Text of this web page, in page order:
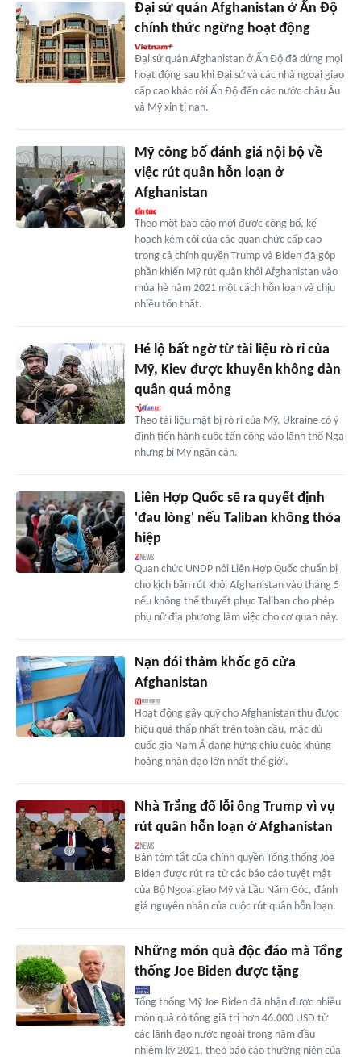
Đại sứ quán Afghanistan ở Ấn Độ
chính thức ngừng hoạt động
Đại sứ quán Afghanistan ở Ấn Độ đã dừng mọi
hoạt động sau khi Đại sứ và các nhà ngoại giao
cấp cao khác rời Ấn Độ đến các nước châu Âu
và Mỹ xin tị nạn.
Mỹ công bố đánh giá nội bộ về
việc rút quân hỗn loạn ở
Afghanistan
Theo một báo cáo mới được công bố, kế
hoạch kém cỏi của các quan chức cấp cao
trong cả chính quyền Trump và Biden đã góp
phần khiến Mỹ rút quân khỏi Afghanistan vào
mùa hè năm 2021 một cách hỗn loạn và chịu
nhiều tổn thất.
Hé lộ bất ngờ từ tài liệu rò rỉ của
Mỹ, Kiev được khuyên không dàn
quân quá mỏng
Theo tài liệu mật bị rò rỉ của Mỹ, Ukraine có ý
định tiến hành cuộc tấn công vào lãnh thổ Nga
nhưng bị Mỹ ngăn cản.
Liên Hợp Quốc sẽ ra quyết định
'đau lòng' nếu Taliban không thỏa
hiệp
Quan chức UNDP nói Liên Hợp Quốc chuẩn bị
cho kịch bản rút khỏi Afghanistan vào tháng 5
nếu không thể thuyết phục Taliban cho phép
phụ nữ địa phương làm việc cho cơ quan này.
Nạn đói thảm khốc gõ cửa
Afghanistan
Hoạt động gây quỹ cho Afghanistan thu được
hiệu quả thấp nhất trên toàn cầu, mặc dù
quốc gia Nam Á đang hứng chịu cuộc khủng
hoảng nhân đạo lớn nhất thế giới.
Nhà Trắng đổ lỗi ông Trump vì vụ
rút quân hỗn loạn ở Afghanistan
Bản tóm tắt của chính quyền Tổng thống Joe
Biden được rút ra từ các báo cáo tuyệt mật
của Bộ Ngoại giao Mỹ và Lầu Năm Góc, đánh
giá nguyên nhân của cuộc rút quân hỗn loạn.
Những món quà độc đáo mà Tổng
thống Joe Biden được tặng
Tổng thống Mỹ Joe Biden đã nhận được nhiều
món quà có tổng giá trị hơn 46.000 USD từ
các lãnh đạo nước ngoài trong năm đầu
nhiệm kỳ 2021, theo báo cáo thường niên của